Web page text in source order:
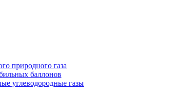
природного газа
баллонов
углеводородные газы